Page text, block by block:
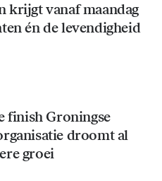
krijgt vanaf maandag
én de levendigheid
finish Groningse
droomt al
groei